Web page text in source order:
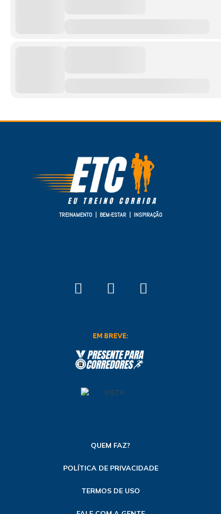
TREINAMENTO | BEM-ESTAR | INSPIRAÇÃO
EM BREVE:
QUEM FAZ?
POLÍTICA DE PRIVACIDADE
TERMOS DE USO